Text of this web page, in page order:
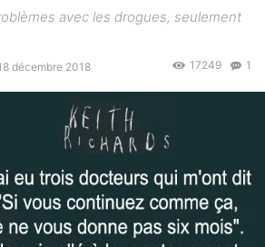
avec les drogues, seulement
décembre 2018 1
17249